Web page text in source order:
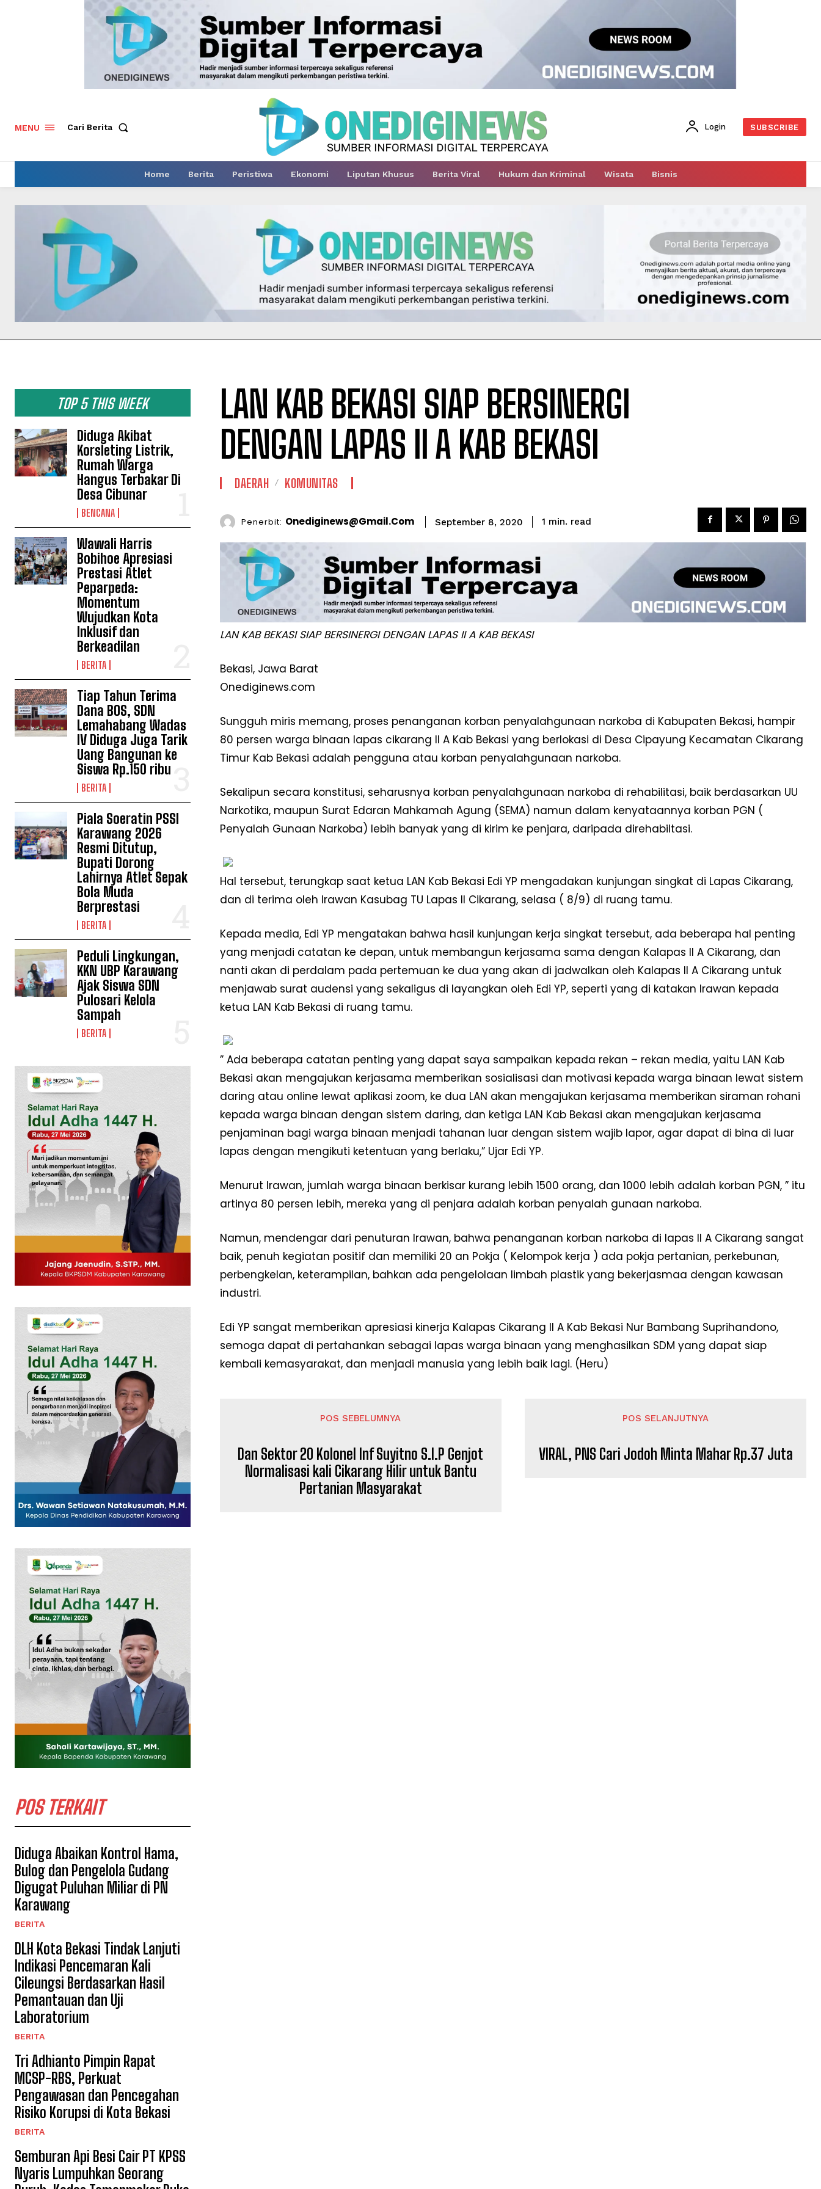
News Week
Magazine PRO
SUBSCRIBE NOW
Kontak Kami
Redaksi
MENU Cari Berita Login SUBSCRIBE
Home Berita Peristiwa Ekonomi Liputan Khusus Berita Viral Hukum dan Kriminal Wisata Bisnis
TOP 5 THIS WEEK
Diduga Akibat
Korsleting Listrik,
Rumah Warga
Hangus Terbakar Di
Desa Cibunar
BENCANA
Wawali Harris
Bobihoe Apresiasi
Prestasi Atlet
Peparpeda:
Momentum
Wujudkan Kota
Inklusif dan
Berkeadilan
BERITA
Tiap Tahun Terima
Dana BOS, SDN
Lemahabang Wadas
IV Diduga Juga Tarik
Uang Bangunan ke
Siswa Rp.150 ribu
BERITA
Piala Soeratin PSSI
Karawang 2026
Resmi Ditutup,
Bupati Dorong
Lahirnya Atlet Sepak
Bola Muda
Berprestasi
BERITA
Peduli Lingkungan,
KKN UBP Karawang
Ajak Siswa SDN
Pulosari Kelola
Sampah
BERITA
POS TERKAIT
Diduga Abaikan Kontrol Hama,
Bulog dan Pengelola Gudang
Digugat Puluhan Miliar di PN
Karawang
BERITA
DLH Kota Bekasi Tindak Lanjuti
Indikasi Pencemaran Kali
Cileungsi Berdasarkan Hasil
Pemantauan dan Uji
Laboratorium
BERITA
Tri Adhianto Pimpin Rapat
MCSP-RBS, Perkuat
Pengawasan dan Pencegahan
Risiko Korupsi di Kota Bekasi
BERITA
Semburan Api Besi Cair PT KPSS
Nyaris Lumpuhkan Seorang
LAN KAB BEKASI SIAP BERSINERGI
DENGAN LAPAS II A KAB BEKASI
DAERAH KOMUNITAS
Penerbit: Onediginews@gmail.com September 8, 2020 1 min. read
LAN KAB BEKASI SIAP BERSINERGI DENGAN LAPAS II A KAB BEKASI
Bekasi, Jawa Barat
Onediginews.com
Sungguh miris memang, proses penanganan korban penyalahgunaan narkoba di Kabupaten Bekasi, hampir
80 persen warga binaan lapas cikarang II A Kab Bekasi yang berlokasi di Desa Cipayung Kecamatan Cikarang
Timur Kab Bekasi adalah pengguna atau korban penyalahgunaan narkoba.
Sekalipun secara konstitusi, seharusnya korban penyalahgunaan narkoba di rehabilitasi, baik berdasarkan UU
Narkotika, maupun Surat Edaran Mahkamah Agung (SEMA) namun dalam kenyataannya korban PGN (
Penyalah Gunaan Narkoba) lebih banyak yang di kirim ke penjara, daripada direhabiltasi.
Hal tersebut, terungkap saat ketua LAN Kab Bekasi Edi YP mengadakan kunjungan singkat di Lapas Cikarang,
dan di terima oleh Irawan Kasubag TU Lapas II Cikarang, selasa ( 8/9) di ruang tamu.
Kepada media, Edi YP mengatakan bahwa hasil kunjungan kerja singkat tersebut, ada beberapa hal penting
yang menjadi catatan ke depan, untuk membangun kerjasama sama dengan Kalapas II A Cikarang, dan
nanti akan di perdalam pada pertemuan ke dua yang akan di jadwalkan oleh Kalapas II A Cikarang untuk
menjawab surat audensi yang sekaligus di layangkan oleh Edi YP, seperti yang di katakan Irawan kepada
ketua LAN Kab Bekasi di ruang tamu.
” Ada beberapa catatan penting yang dapat saya sampaikan kepada rekan – rekan media, yaitu LAN Kab
Bekasi akan mengajukan kerjasama memberikan sosialisasi dan motivasi kepada warga binaan lewat sistem
daring atau online lewat aplikasi zoom, ke dua LAN akan mengajukan kerjasama memberikan siraman rohani
kepada warga binaan dengan sistem daring, dan ketiga LAN Kab Bekasi akan mengajukan kerjasama
penjaminan bagi warga binaan menjadi tahanan luar dengan sistem wajib lapor, agar dapat di bina di luar
lapas dengan mengikuti ketentuan yang berlaku,” Ujar Edi YP.
Menurut Irawan, jumlah warga binaan berkisar kurang lebih 1500 orang, dan 1000 lebih adalah korban PGN, ” itu
artinya 80 persen lebih, mereka yang di penjara adalah korban penyalah gunaan narkoba.
Namun, mendengar dari penuturan Irawan, bahwa penanganan korban narkoba di lapas II A Cikarang sangat
baik, penuh kegiatan positif dan memiliki 20 an Pokja ( Kelompok kerja ) ada pokja pertanian, perkebunan,
perbengkelan, keterampilan, bahkan ada pengelolaan limbah plastik yang bekerjasmaa dengan kawasan
industri.
Edi YP sangat memberikan apresiasi kinerja Kalapas Cikarang II A Kab Bekasi Nur Bambang Suprihandono,
semoga dapat di pertahankan sebagai lapas warga binaan yang menghasilkan SDM yang dapat siap
kembali kemasyarakat, dan menjadi manusia yang lebih baik lagi. (Heru)
POS SEBELUMNYA
Dan Sektor 20 Kolonel Inf Suyitno S.I.P Genjot
Normalisasi kali Cikarang Hilir untuk Bantu
Pertanian Masyarakat
POS SELANJUTNYA
VIRAL, PNS Cari Jodoh Minta Mahar Rp.37 Juta